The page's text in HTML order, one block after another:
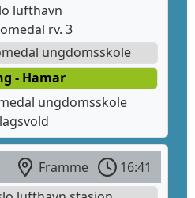
lufthavn
rv. 3
ungdomsskole
- Hamar
ungdomsskole
Framme
16:41